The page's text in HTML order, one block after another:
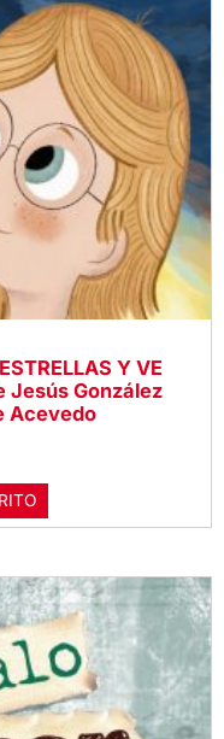
Y VE
Jesús González
Acevedo